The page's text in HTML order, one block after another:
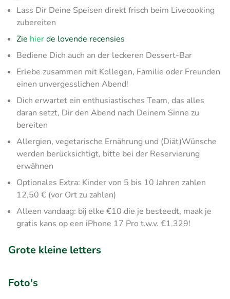
Lass Dir Deine Speisen direkt frisch beim Livecooking
zubereiten
Zie hierde lovende recensies
Bediene Dich auch an der leckeren Dessert-Bar
Erlebe zusammen mit Kollegen, Familie oder Freunden
einen unvergesslichen Abend!
Dich erwartet ein enthusiastisches Team, das alles
daran setzt, Dir den Abend nach Deinem Sinne zu
bereiten
Allergien, vegetarische Ernährung und (Diät)Wünsche
werden berücksichtigt, bitte bei der Reservierung
erwähnen
Optionales Extra: Kinder von 5 bis 10 Jahren zahlen
12,50 € (vor Ort zu zahlen)
Alleen vandaag: bij elke €10 die je besteedt, maak je
gratis kans op een iPhone 17 Pro t.w.v. €1.329!
Grote kleine letters
Foto's